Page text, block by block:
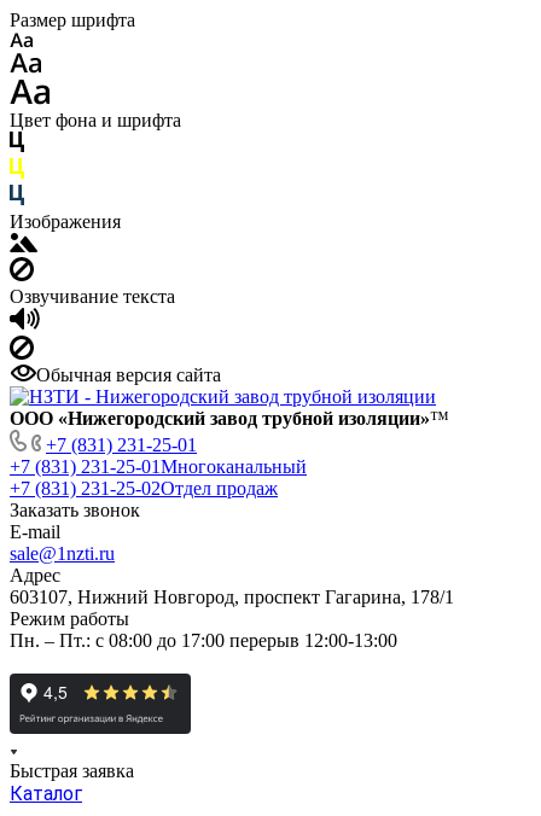
Размер шрифта
Цвет фона и шрифта
Изображения
Озвучивание текста
Обычная версия сайта
ООО «Нижегородский завод трубной изоляции»™
+7 (831) 231-25-01
+7 (831) 231-25-01Многоканальный
+7 (831) 231-25-02Отдел продаж
Заказать звонок
E-mail
sale@1nzti.ru
Адрес
603107, Нижний Новгород, проспект Гагарина, 178/1
Режим работы
Пн. – Пт.: с 08:00 до 17:00 перерыв 12:00-13:00
Быстрая заявка
Каталог